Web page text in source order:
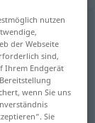
nutzen
der Webseite
sind,
Ihrem Endgerät
wenn Sie uns
Sie